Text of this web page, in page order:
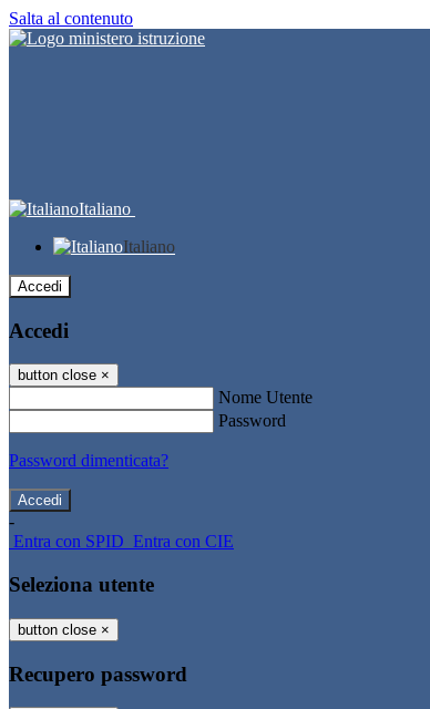
Salta al contenuto
Italiano
Italiano
Accedi
Accedi
button close ×
Nome Utente
Password
Password dimenticata?
-
Entra con SPID Entra con CIE
Seleziona utente
button close ×
Recupero password